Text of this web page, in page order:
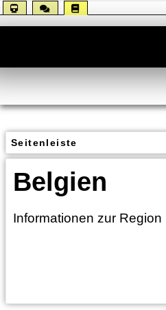
Seitenleiste
Belgien
Informationen zur Region